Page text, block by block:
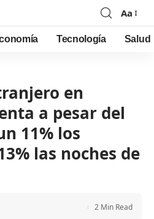
Font
Resizer
Aa
Tecnología Salud
en
a pesar del
11% los
las noches de
2 Min Read